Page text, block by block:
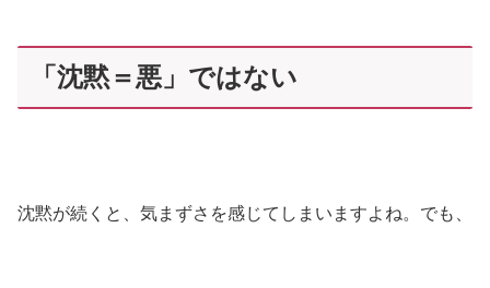
「沈黙＝悪」ではない
沈黙が続くと、気まずさを感じてしまいますよね。でも、